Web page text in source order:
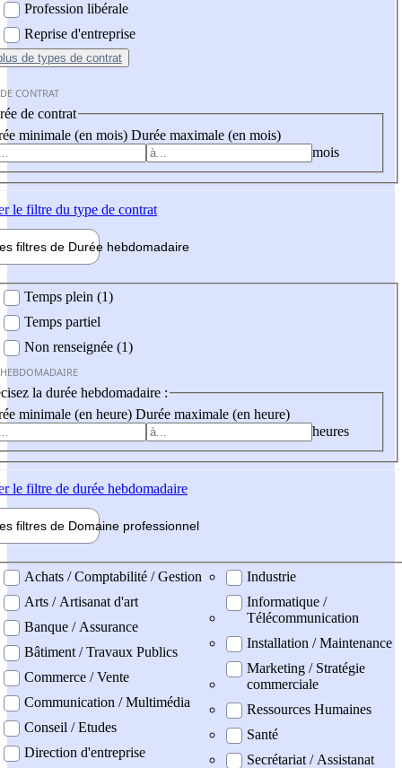
Profession libérale
Reprise d'entreprise
de types de contrat
CONTRAT
de contrat
minimale (en mois) Durée maximale (en mois)
mois
le filtre du type de contrat
filtres de Durée hebdomadaire
Temps plein (1)
Temps partiel
Non renseignée (1)
la durée hebdomadaire :
minimale (en heure) Durée maximale (en heure)
heures
le filtre de durée hebdomadaire
filtres de Domaine professionnel
professionel
Achats / Comptabilité / Gestion
Arts / Artisanat d'art
Banque / Assurance
Bâtiment / Travaux Publics
Commerce / Vente
Communication / Multimédia
Conseil / Etudes
Direction d'entreprise
Industrie
Informatique /
Télécommunication
Installation / Maintenance
Marketing / Stratégie
commerciale
Ressources Humaines
Santé
Secrétariat / Assistanat